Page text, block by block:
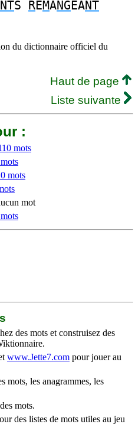
NTS REMANGEANT
du dictionnaire officiel du
Haut de page
Liste suivante
:
mots
mots
mot
des mots et construisez des
www.Jette7.com pour jouer au
mots, les anagrammes, les
mots.
des listes de mots utiles au jeu